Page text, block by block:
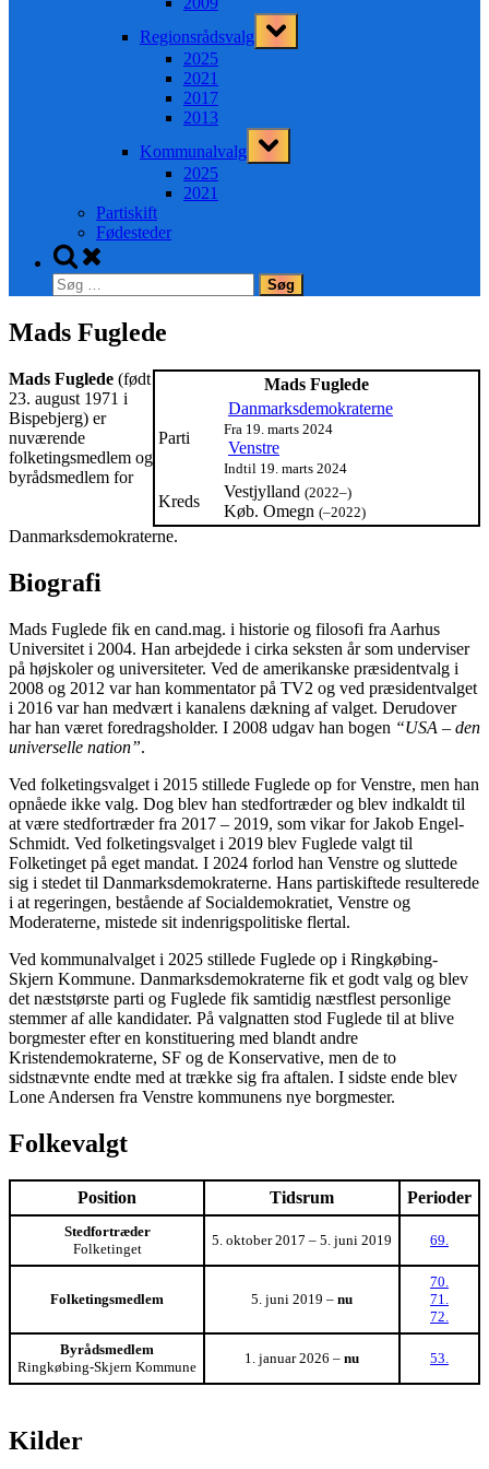
Regionsrådsvalg
Toggle
sub-
2025
2021
2017
2013
Kommunalvalg
Toggle
sub-
2025
2021
Partiskift
Fødesteder
Toggle
search
form
Søg
efter:
Mads Fuglede
Mads Fuglede
Parti
Danmarksdemokraterne
Fra 19. marts 2024
Venstre
Indtil 19. marts 2024
Kreds
Vestjylland (2022–)
Køb. Omegn (–2022)
Mads Fuglede (født
23. august 1971 i
Bispebjerg) er
nuværende
folketingsmedlem og
byrådsmedlem for
Danmarksdemokraterne.
Biografi
Mads Fuglede fik en cand.mag. i historie og filosofi fra Aarhus
Universitet i 2004. Han arbejdede i cirka seksten år som underviser
på højskoler og universiteter. Ved de amerikanske præsidentvalg i
2008 og 2012 var han kommentator på TV2 og ved præsidentvalget
i 2016 var han medvært i kanalens dækning af valget. Derudover
har han været foredragsholder. I 2008 udgav han bogen “USA – den
universelle nation”.
Ved folketingsvalget i 2015 stillede Fuglede op for Venstre, men han
opnåede ikke valg. Dog blev han stedfortræder og blev indkaldt til
at være stedfortræder fra 2017 – 2019, som vikar for Jakob Engel-
Schmidt. Ved folketingsvalget i 2019 blev Fuglede valgt til
Folketinget på eget mandat. I 2024 forlod han Venstre og sluttede
sig i stedet til Danmarksdemokraterne. Hans partiskiftede resulterede
i at regeringen, bestående af Socialdemokratiet, Venstre og
Moderaterne, mistede sit indenrigspolitiske flertal.
Ved kommunalvalget i 2025 stillede Fuglede op i Ringkøbing-
Skjern Kommune. Danmarksdemokraterne fik et godt valg og blev
det næststørste parti og Fuglede fik samtidig næstflest personlige
stemmer af alle kandidater. På valgnatten stod Fuglede til at blive
borgmester efter en konstituering med blandt andre
Kristendemokraterne, SF og de Konservative, men de to
sidstnævnte endte med at trække sig fra aftalen. I sidste ende blev
Lone Andersen fra Venstre kommunens nye borgmester.
Folkevalgt
Position Tidsrum Perioder
Stedfortræder
Folketinget
5. oktober 2017 – 5. juni 2019 69.
Folketingsmedlem 5. juni 2019 – nu
70.
71.
72.
Byrådsmedlem
Ringkøbing-Skjern Kommune
1. januar 2026 – nu 53.
Kilder